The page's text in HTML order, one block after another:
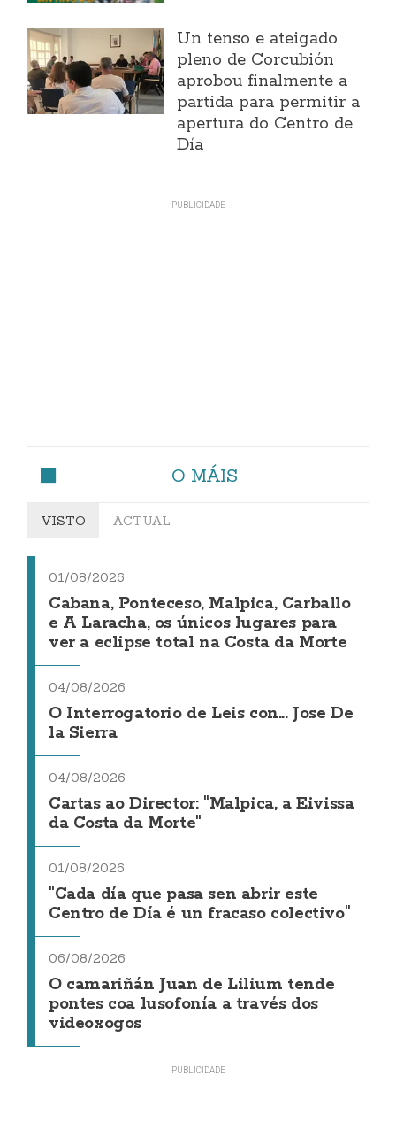
Un tenso e ateigado
pleno de Corcubión
aprobou finalmente a
partida para permitir a
apertura do Centro de
Día
O MÁIS
VISTO ACTUAL
01/08/2026
Cabana, Ponteceso, Malpica, Carballo
e A Laracha, os únicos lugares para
ver a eclipse total na Costa da Morte
04/08/2026
O Interrogatorio de Leis con... Jose De
la Sierra
04/08/2026
Cartas ao Director: "Malpica, a Eivissa
da Costa da Morte"
01/08/2026
"Cada día que pasa sen abrir este
Centro de Día é un fracaso colectivo"
06/08/2026
O camariñán Juan de Lilium tende
pontes coa lusofonía a través dos
videoxogos